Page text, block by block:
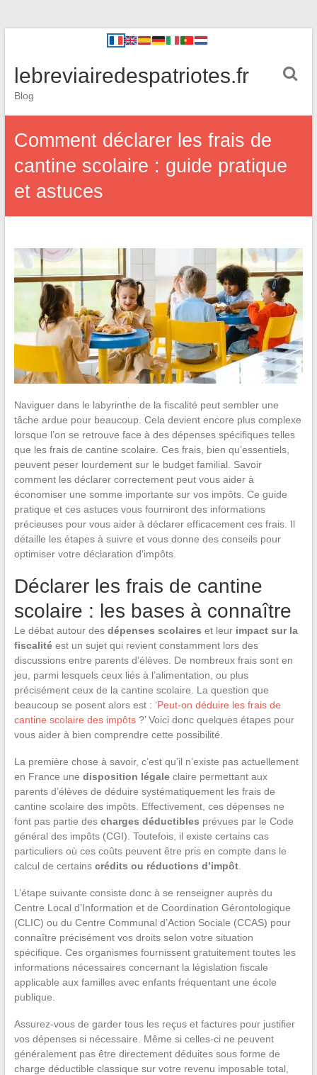
lebreviairedespatriotes.fr
Blog
Comment déclarer les frais de
cantine scolaire : guide pratique
et astuces
Naviguer dans le labyrinthe de la fiscalité peut sembler une
tâche ardue pour beaucoup. Cela devient encore plus complexe
lorsque l’on se retrouve face à des dépenses spécifiques telles
que les frais de cantine scolaire. Ces frais, bien qu’essentiels,
peuvent peser lourdement sur le budget familial. Savoir
comment les déclarer correctement peut vous aider à
économiser une somme importante sur vos impôts. Ce guide
pratique et ces astuces vous fourniront des informations
précieuses pour vous aider à déclarer efficacement ces frais. Il
détaille les étapes à suivre et vous donne des conseils pour
optimiser votre déclaration d’impôts.
Déclarer les frais de cantine
scolaire : les bases à connaître
Le débat autour des dépenses scolaires et leur impact sur la
fiscalitéest un sujet qui revient constamment lors des
discussions entre parents d’élèves. De nombreux frais sont en
jeu, parmi lesquels ceux liés à l’alimentation, ou plus
précisément ceux de la cantine scolaire. La question que
beaucoup se posent alors est : ‘Peut-on déduire les frais de
cantine scolaire des impôts?’ Voici donc quelques étapes pour
vous aider à bien comprendre cette possibilité.
La première chose à savoir, c’est qu’il n’existe pas actuellement
en France une disposition légaleclaire permettant aux
parents d’élèves de déduire systématiquement les frais de
cantine scolaire des impôts. Effectivement, ces dépenses ne
font pas partie des charges déductibles prévues par le Code
général des impôts (CGI). Toutefois, il existe certains cas
particuliers où ces coûts peuvent être pris en compte dans le
calcul de certains crédits ou réductions d’impôt.
L’étape suivante consiste donc à se renseigner auprès du
Centre Local d’Information et de Coordination Gérontologique
(CLIC) ou du Centre Communal d’Action Sociale (CCAS) pour
connaître précisément vos droits selon votre situation
spécifique. Ces organismes fournissent gratuitement toutes les
informations nécessaires concernant la législation fiscale
applicable aux familles avec enfants fréquentant une école
publique.
Assurez-vous de garder tous les reçus et factures pour justifier
vos dépenses si nécessaire. Même si celles-ci ne peuvent
généralement pas être directement déduites sous forme de
charge déductible classique sur votre revenu imposable total,